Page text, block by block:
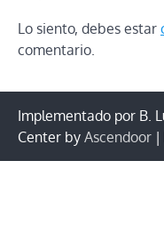
Lo siento, debes estar
comentario.
Implementado por B.
Center by Ascendoor |